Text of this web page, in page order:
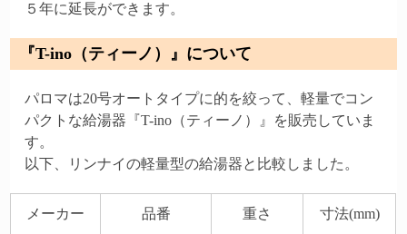
５年に延長ができます。
『T-ino（ティーノ）』について
パロマは20号オートタイプに的を絞って、軽量でコン
パクトな給湯器『T-ino（ティーノ）』を販売していま
す。
以下、リンナイの軽量型の給湯器と比較しました。
メーカー 品番 重さ 寸法(mm)